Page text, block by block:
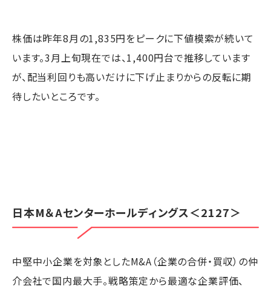
株価は昨年8月の1,835円をピークに下値模索が続いて
います。3月上旬現在では、1,400円台で推移しています
が、配当利回りも高いだけに下げ止まりからの反転に期
待したいところです。
日本M＆Aセンターホールディングス＜2127＞
中堅中小企業を対象としたM&A（企業の合併・買収）の仲
介会社で国内最大手。戦略策定から最適な企業評価、